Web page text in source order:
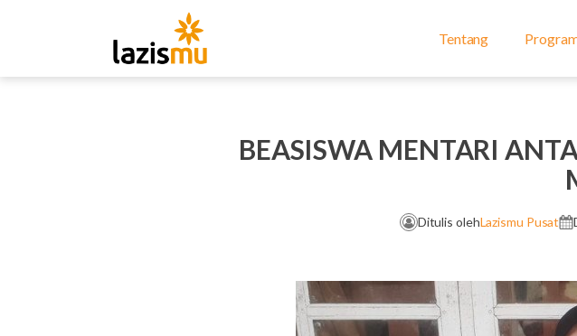
Tentang
BEASISWA MENTARI
Ditulis olehLazismu Pusat